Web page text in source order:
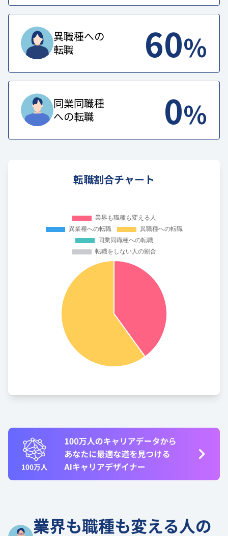
異職種への
転職
60%
同業同職種
への転職
0%
転職割合チャート
業界も職種も変える人の